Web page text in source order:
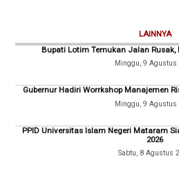
LAINNYA
Bupati Lotim Temukan Jalan Rusak,
Minggu, 9 Agustus
Gubernur Hadiri Worrkshop Manajemen
Minggu, 9 Agustus
PPID Universitas Islam Negeri Mataram
2026
Sabtu, 8 Agustus